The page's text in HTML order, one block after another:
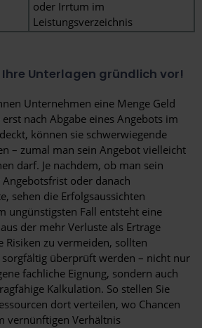
oder Irrtum im
Leistungsverzeichnis
Ihre Unterlagen gründlich vor!
Unternehmen eine Menge Geld
nach Abgabe eines Angebots im
können sie schwerwiegende
– zumal man sein Angebot vielleicht
darf. Je nachdem, ob man sein
oder danach
sehen die Erfolgsaussichten
ungünstigsten Fall entsteht eine
der mehr Verluste als Ertrage
Risiken zu vermeiden, sollten
überprüft werden – nicht nur
fachliche Eignung, sondern auch
Kalkulation. So stellen Sie
dort verteilen, wo Chancen
vernünftigen Verhältnis